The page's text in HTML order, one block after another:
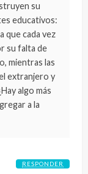
su
educativos:
que cada vez
su falta de
mientras las
extranjero y
algo más
a la
RESPONDER